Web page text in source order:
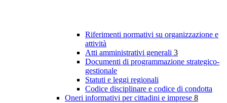
Riferimenti normativi su organizzazione e
attività
Atti amministrativi generali 3
Documenti di programmazione strategico-
gestionale
Statuti e leggi regionali
Codice disciplinare e codice di condotta
Oneri informativi per cittadini e imprese 8